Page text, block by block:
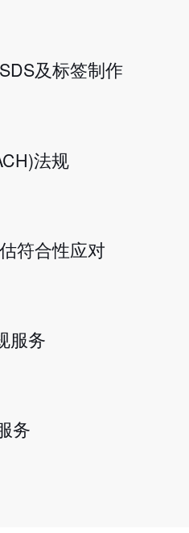
及标签制作
法规
符合性应对
服务
务